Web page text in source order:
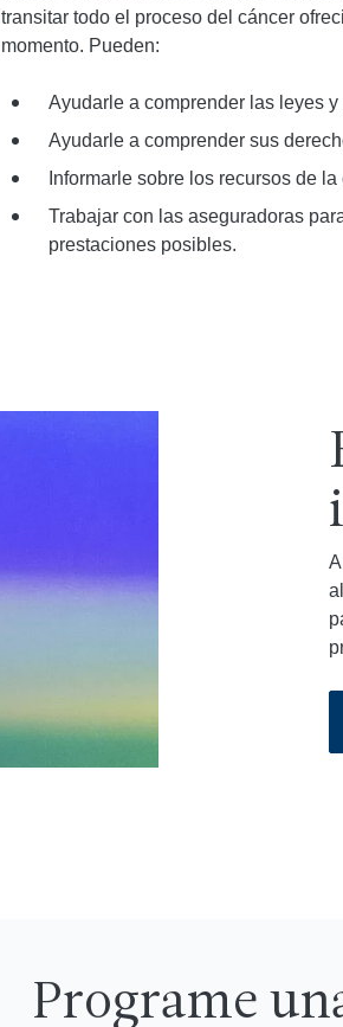
transitar todo el proceso del cáncer
momento. Pueden:
Ayudarle a comprender las leyes
Ayudarle a comprender sus
Informarle sobre los recursos de la
Trabajar con las aseguradoras
prestaciones posibles.
Programe